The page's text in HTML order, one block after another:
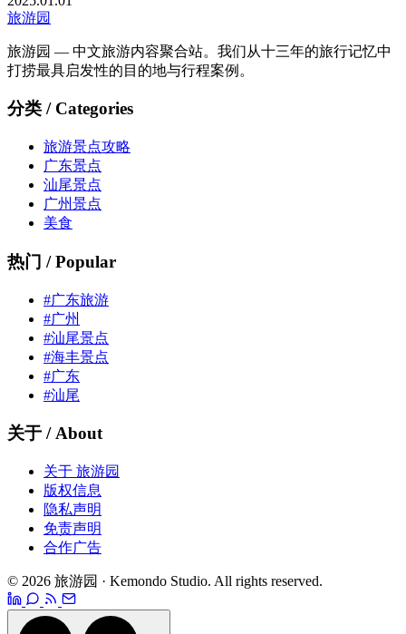
旅游园
旅游园 — 中文旅游内容聚合站。我们从十三年的旅行记忆中
打捞最具启发性的目的地与行程案例。
分类 / Categories
旅游景点攻略
广东景点
汕尾景点
广州景点
美食
热门 / Popular
#广东旅游
#广州
#汕尾景点
#海丰景点
#广东
#汕尾
关于 / About
关于 旅游园
版权信息
隐私声明
免责声明
合作广告
© 2026 旅游园 · Kemondo Studio. All rights reserved.